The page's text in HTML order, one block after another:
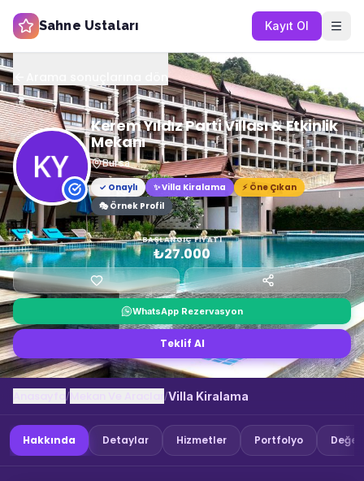
Sahne Ustaları Kayıt Ol
Kerem Yıldız Parti Villası & Etkinlik
Mekanı
Bursa
✓ Onaylı
✨Villa Kiralama
⚡ Öne Çıkan
🎭 Örnek Profil
BAŞLANGIÇ FIYATI
₺27.000
WhatsApp Rezervasyon
Teklif Al
/ /Villa Kiralama
Hakkında Detaylar Hizmetler Portfolyo